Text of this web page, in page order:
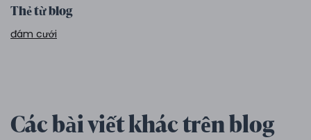
Thẻ từ blog
đám cưới
Các bài viết khác trên blog